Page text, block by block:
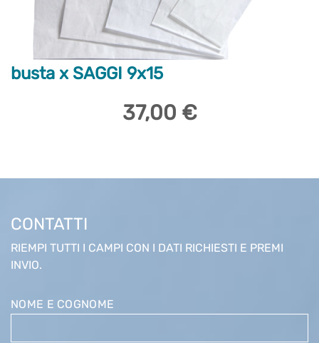
busta x SAGGI 9x15
37,00 €
CONTATTI
RIEMPI TUTTI I CAMPI CON I DATI RICHIESTI E PREMI
INVIO.
NOME E COGNOME